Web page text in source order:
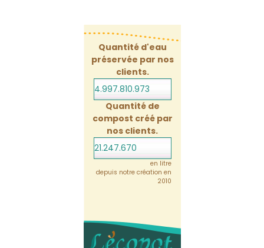
Quantité d'eau
préservée par nos
clients.
4.997.811.015
Quantité de
compost créé par
nos clients.
21.247.670
en litre
depuis notre création en
2010